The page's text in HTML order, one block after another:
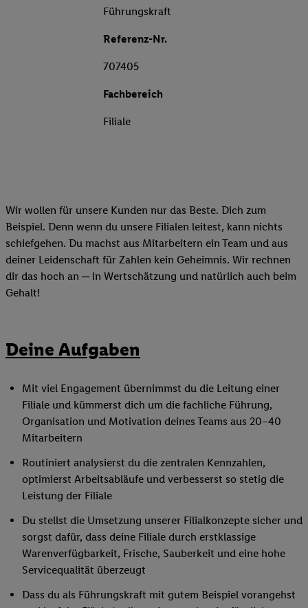
Führungskraft
Referenz-Nr.
707405
Fachbereich
Filiale
Wir wollen für unsere Kunden nur das Beste. Dich zum
Beispiel. Denn wenn du unsere Filialen leitest, kann nichts
schiefgehen. Du machst aus Mitarbeitern ein Team und aus
deiner Leidenschaft für Zahlen kein Geheimnis. Wir rechnen
dir das hoch an ─ in Wertschätzung und natürlich auch beim
Gehalt!
Deine Aufgaben
Mit viel Engagement übernimmst du die Leitung einer
Filiale und kümmerst dich um die fachliche Führung,
Organisation und Motivation deines Teams aus 20–40
Mitarbeitern
Routiniert analysierst du die zentralen Kennzahlen,
optimierst Arbeitsabläufe und verbesserst so stetig die
Leistung der Filiale
Du stellst die Umsetzung unserer Filialkonzepte sicher und
sorgst dafür, dass deine Filiale durch erstklassige
Warenverfügbarkeit, Frische, Sauberkeit und eine hohe
Servicequalität überzeugt
Dass du als Führungskraft mit gutem Beispiel vorangehst